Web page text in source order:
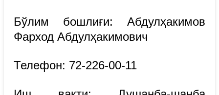
Бўлим бошлиғи: Абдулҳакимов
Фарход Абдулҳакимович
Телефон: 72-226-00-11